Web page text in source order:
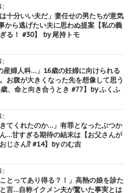
:
は十分いい夫だ」妻任せの男たちが意気
から逃げたい夫に思わぬ提案【私の義
る！ #30】 by 尾持トモ
:
産婦人科…」16歳の妊婦に向けられる
お腹が大きくなった先を想像して思う
、命と向き合うとき #77】by ふくふ
:
きてくれたのか…」有罪となったぶつか
…甘すぎる期待の結末は【お父さんが
じさん⁉︎ #14】by のむ吉
:
ことってあり得る？！」高熱の娘を診た
言…自称イクメン夫が驚いた事実とは